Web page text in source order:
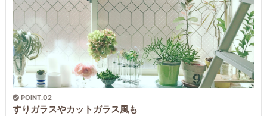
POINT.02
すりガラスやカットガラス風も